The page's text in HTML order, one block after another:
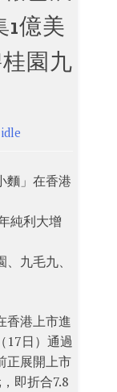
1億美
園九
idle
麵」在香港
純利大增
九毛九、
香港上市進
17日）通過
正展開上市
即折合7.8